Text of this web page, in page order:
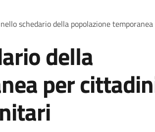
schedario della popolazione
della
per